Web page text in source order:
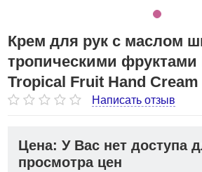
Крем для рук с маслом
тропическими фруктами
Tropical Fruit Hand Cream
Написать отзыв
Цена: У Вас нет доступа
просмотра цен